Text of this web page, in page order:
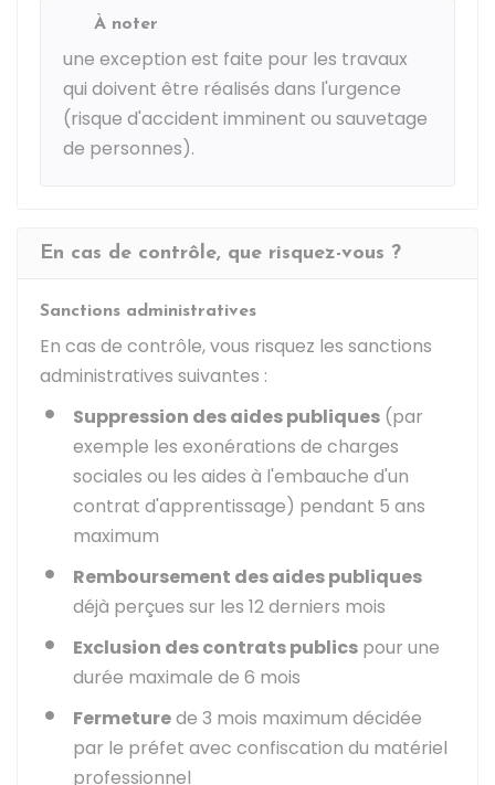
À noter
une exception est faite pour les travaux
qui doivent être réalisés dans l'urgence
(risque d'accident imminent ou sauvetage
de personnes).
En cas de contrôle, que risquez-vous ?
Sanctions administratives
En cas de contrôle, vous risquez les sanctions
administratives suivantes :
Suppression des aides publiques (par
exemple les exonérations de charges
sociales ou les aides à l'embauche d'un
contrat d'apprentissage) pendant 5 ans
maximum
Remboursement des aides publiques
déjà perçues sur les 12 derniers mois
Exclusion des contrats publics pour une
durée maximale de 6 mois
Fermeturede 3 mois maximum décidée
par le préfet avec confiscation du matériel
professionnel